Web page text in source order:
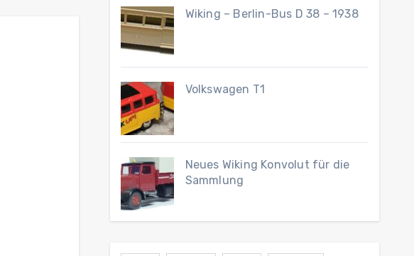
Wiking – Berlin-Bus D 38 – 1938
Volkswagen T1
Neues Wiking Konvolut für die
Sammlung